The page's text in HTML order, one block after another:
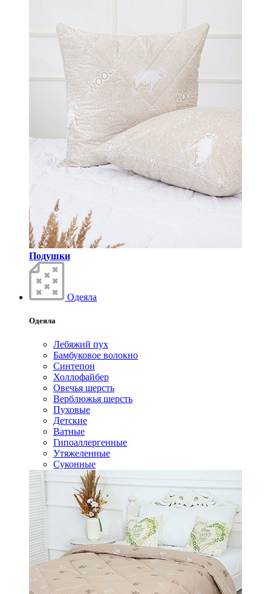
Подушки
Одеяла
Одеяла
Лебяжий пух
Бамбуковое волокно
Синтепон
Холлофайбер
Овечья шерсть
Верблюжья шерсть
Пуховые
Детские
Ватные
Гипоаллергенные
Утяжеленные
Суконные